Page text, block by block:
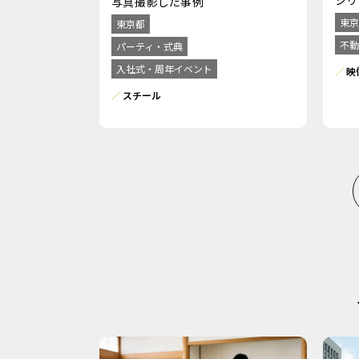
東京都
パーティ・式典
入社式・周年イベント
スチール
東
不
映